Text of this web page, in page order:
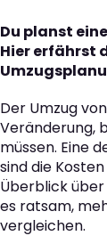
Du planst
Hier erfährst
Der Umzug
Veränderung,
müssen. Eine
sind die
Überblick
es ratsam,
vergleichen.